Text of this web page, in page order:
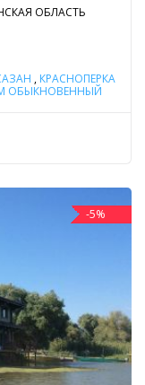
ОБЛАСТЬ
, КРАСНОПЕРКА
ОБЫКНОВЕННЫЙ
-5%